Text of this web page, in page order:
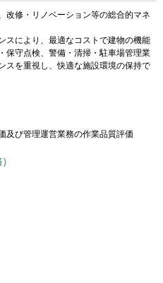
改修・リノベーション等の総合的マネ
スにより、最適なコストで建物の機能
保守点検、警備・清掃・駐車場管理業
スを重視し、快適な施設環境の保持で
及び管理運営業務の作業品質評価